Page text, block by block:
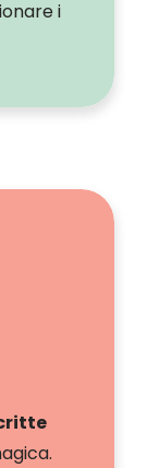
i